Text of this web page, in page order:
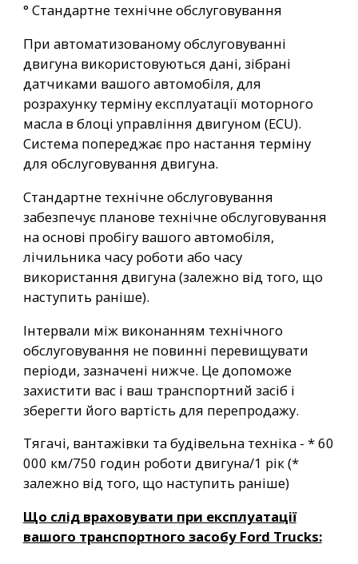
° Стандартне технічне обслуговування
При автоматизованому обслуговуванні
двигуна використовуються дані, зібрані
датчиками вашого автомобіля, для
розрахунку терміну експлуатації моторного
масла в блоці управління двигуном (ECU).
Система попереджає про настання терміну
для обслуговування двигуна.
Стандартне технічне обслуговування
забезпечує планове технічне обслуговування
на основі пробігу вашого автомобіля,
лічильника часу роботи або часу
використання двигуна (залежно від того, що
наступить раніше).
Інтервали між виконанням технічного
обслуговування не повинні перевищувати
періоди, зазначені нижче. Це допоможе
захистити вас і ваш транспортний засіб і
зберегти його вартість для перепродажу.
Тягачі, вантажівки та будівельна техніка - * 60
000 км/750 годин роботи двигуна/1 рік (*
залежно від того, що наступить раніше)
Що слід враховувати при експлуатації
вашого транспортного засобу Ford Trucks: